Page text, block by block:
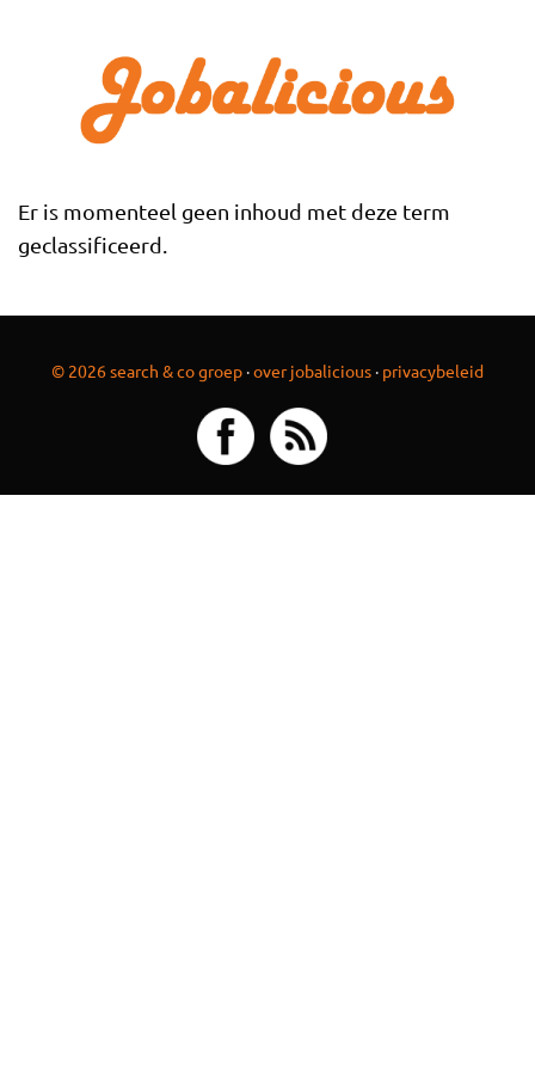
Er is momenteel geen inhoud met deze term
geclassificeerd.
© 2026 search & co groep ·over jobalicious · privacybeleid